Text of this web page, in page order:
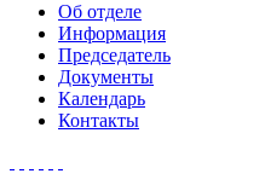
Об отделе
Информация
Председатель
Документы
Календарь
Контакты